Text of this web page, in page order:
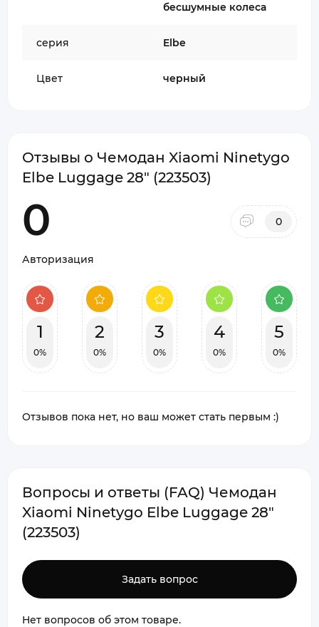
бесшумные колеса
серия Elbe
Цвет черный
Отзывы о Чемодан Xiaomi Ninetygo
Elbe Luggage 28" (223503)
0 0
Авторизация
1
0%
2
0%
3
0%
4
0%
5
0%
Отзывов пока нет, но ваш может стать первым :)
Вопросы и ответы (FAQ) Чемодан
Xiaomi Ninetygo Elbe Luggage 28"
(223503)
Задать вопрос
Нет вопросов об этом товаре.